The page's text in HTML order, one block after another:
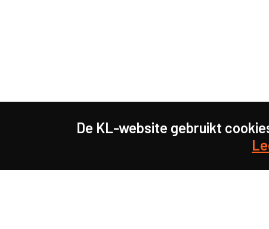
De KL-website gebruikt